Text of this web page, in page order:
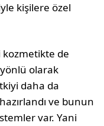
kişilere özel
kozmetikte de
olarak
daha da
ve bunun
var. Yani